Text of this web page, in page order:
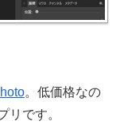
。低価格なの
リです。